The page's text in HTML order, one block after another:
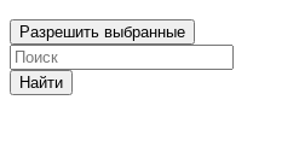
Разрешить выбранные
Найти